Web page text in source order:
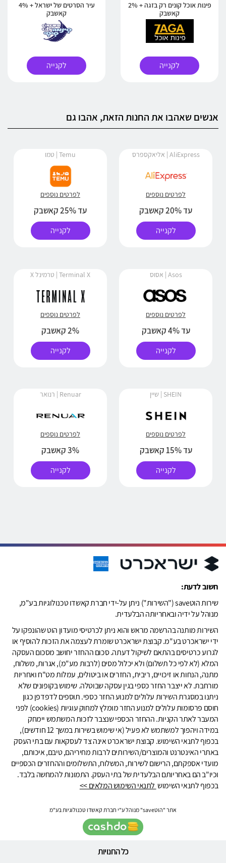
פינות אוכל קונים רק בזגה + 2%
קאשבק
לקנייה
עיר הסרטים של ישראל + 4%
קאשבק
לקנייה
אנשים שאהבו את החנות הזאת, אהבו גם
AliExpress | אליאקספרס
לפרטים נוספים
עד 20% קאשבק
לקנייה
Temu | טמו
לפרטים נוספים
עד 25% קאשבק
לקנייה
Asos | אסוס
לפרטים נוספים
עד 4% קאשבק
לקנייה
Terminal X | טרמינל X
לפרטים נוספים
2% קאשבק
לקנייה
SHEIN | שיין
לפרטים נוספים
עד 15% קאשבק
לקנייה
Renuar | רנואר
לפרטים נוספים
3% קאשבק
לקנייה
חשוב לדעת:
שירות הוטsave ("השירות") ניתן על-ידי חברת קאשדו טכנולוגיות בע"מ,
מנוהל על ידיה ובאחריותה הבלעדית.
השירות מותנה בהרשמה מראש והוא ניתן לכרטיסי מועדון הוט שהונפקו על
ידי ישראכרט בע"מ. קבוצת ישראכרט שומרת לעצמה את הזכות להוסיף או
לגרוע כרטיסים בהתאם לשיקול דעתה. סכום ההחזר יחושב מסכום העסקה
המלא (לא לפי כל תשלום) ולא יכלול מסים (לרבות מע"מ), אגרות, משלוח,
מתנה, הנחות או זיכויים, ריבית, החזרים או ביטולים, עמלות מט"ח ואחריות
מורחבת. לא ייצבר החזר כספי בגין עסקה שבוטלה. שימוש בקופונים שלא
ניתנו במסגרת השירות עלולים למנוע החזר כספי. תוספים לדפדפן כגון
חוסם פרסומות עלולים למנוע החזר מומלץ למחוק עוגיות (cookies) לפני
המעבר לאתר הקניות. ההחזר הכספי שנצבר לזכות המשתמש יימחק
במידה ויהפוך למשתמש לא פעיל (אי שימוש בשירות במשך 12 חודשים),
בכפוף לתנאי השימוש. קבוצת ישראכרט אינה צד לעסקאות עם בתי העסק
באתרי האינטרנט והמוצרים/השירותים לרבות מחיריהם, טיבם, איכותם,
מועדי אספקתם, הרישום לשירות, המשלוח, התשלומים וההחזרים הכספיים
וכיו"ב הם באחריותם הבלעדית של בתי העסק. התמונות להמחשה בלבד.
בכפוף לתנאי השימוש לתנאי השימוש המלאים >>
אתר "הוטsave" מנוהל ע"י חברת קאשדו טכנולוגיות בע"מ
כל החנויות